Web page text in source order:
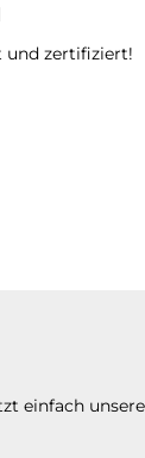
und zertifiziert!
einfach